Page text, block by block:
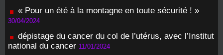
« Pour un été à la montagne en toute sécurité ! »
30/04/2024
dépistage du cancer du col de l’utérus, avec l’Institut
national du cancer 11/01/2024